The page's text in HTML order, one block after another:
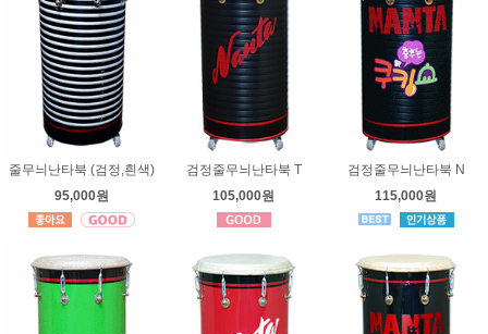
줄무늬난타북 (검정,흰색)
95,000원
검정줄무늬난타북 T
105,000원
검정줄무늬난타북 N
115,000원